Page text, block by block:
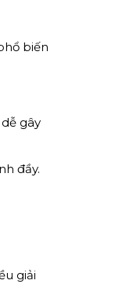
biến
gây
đầy.
giải